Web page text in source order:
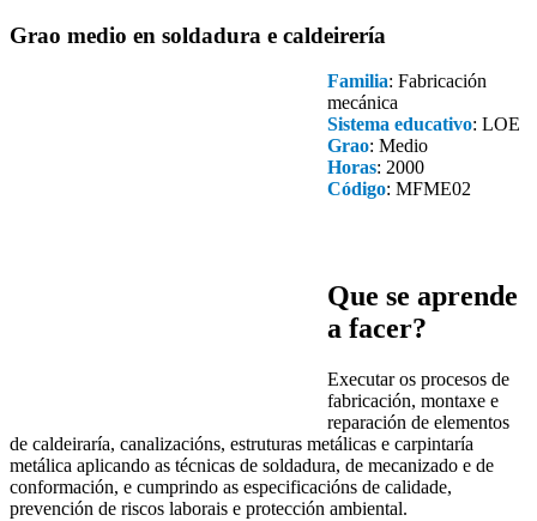
Grao medio en soldadura e caldeirería
Familia: Fabricación
mecánica
Sistema educativo: LOE
Grao: Medio
Horas: 2000
Código: MFME02
Que se aprende
a facer?
Executar os procesos de
fabricación, montaxe e
reparación de elementos
de caldeiraría, canalizacións, estruturas metálicas e carpintaría
metálica aplicando as técnicas de soldadura, de mecanizado e de
conformación, e cumprindo as especificacións de calidade,
prevención de riscos laborais e protección ambiental.